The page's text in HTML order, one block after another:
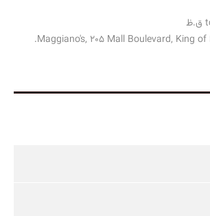
Maggiano's, 205 Mall Boulevard, King of